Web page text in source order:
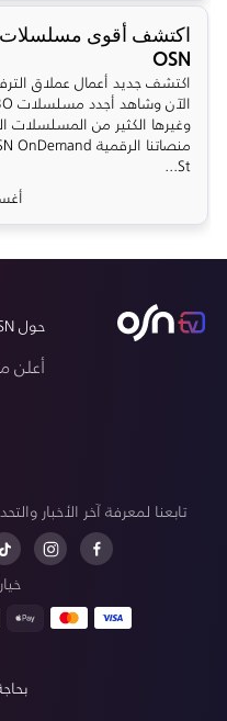
OSN
وغيرها الكثير من المسلسلات
St...
حول OSN
أعلن
تابعنا لمعرفة آخر الأخبار